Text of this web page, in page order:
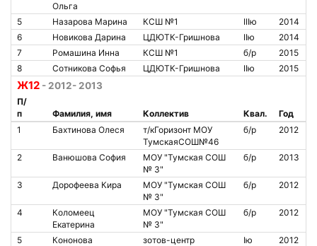
Ольга
5 Назарова Марина КСШ №1 IIIю
2014
6
Новикова Дарина ЦДЮТК-Гришнова IIю
2014
7
Ромашина Инна КСШ №1 б/р
2015
8
Сотникова Софья ЦДЮТК-Гришнова IIю 2015
Ж12 - 2012- 2013
П/
п
Фамилия, имя Коллектив Квал.
Год
1
Бахтинова Олеся
т/кГоризонт МОУ
ТумскаяСОШ№46
б/р 2012
2 Ванюшова София
МОУ "Тумская СОШ
№ 3"
б/р 2013
3 Дорофеева Кира
МОУ "Тумская СОШ
№ 3"
б/р 2012
4
Коломеец
Екатерина
МОУ "Тумская СОШ
№ 3"
б/р 2012
5
Кононова
зотов-центр Iю 2012